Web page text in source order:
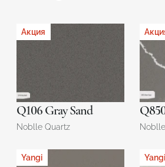
Акция
Q106 Gray Sand
Noblle Quartz
Yangi Yangi